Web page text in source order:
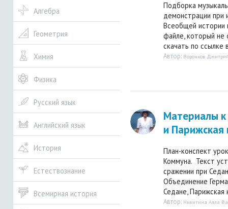
Алгебра
Геометрия
Химия
Физика
Русский язык
Английский язык
История
Естествознание
Всемирная история
Подборка
демонстрации при
Всеобщей
файле, который не
скачать по ссылке
Автор: Воронков
Материалы к
и Парижская
План-конспект
Коммуна. Текст
сражении при
Объединение
Седане,
Автор: Никитина Алла